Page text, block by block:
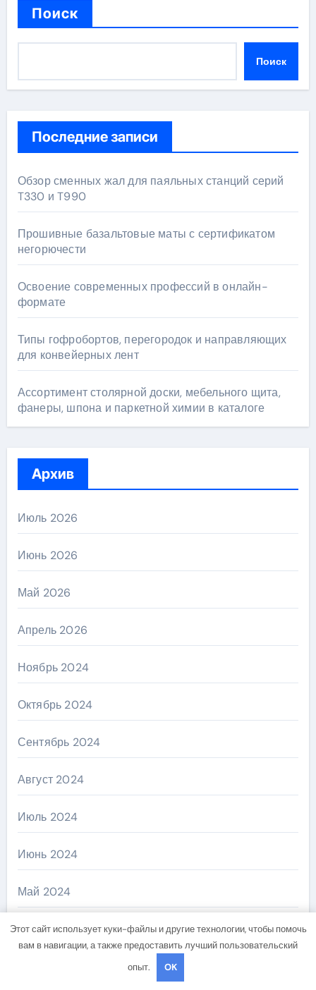
Поиск
Поиск
Последние записи
Обзор сменных жал для паяльных станций серий
T330 и T990
Прошивные базальтовые маты с сертификатом
негорючести
Освоение современных профессий в онлайн-
формате
Типы гофробортов, перегородок и направляющих
для конвейерных лент
Ассортимент столярной доски, мебельного щита,
фанеры, шпона и паркетной химии в каталоге
Архив
Июль 2026
Июнь 2026
Май 2026
Апрель 2026
Ноябрь 2024
Октябрь 2024
Сентябрь 2024
Август 2024
Июль 2024
Июнь 2024
Май 2024
Апрель 2024
Этот сайт использует куки-файлы и другие технологии, чтобы помочь
вам в навигации, а также предоставить лучший пользовательский
опыт.
OK